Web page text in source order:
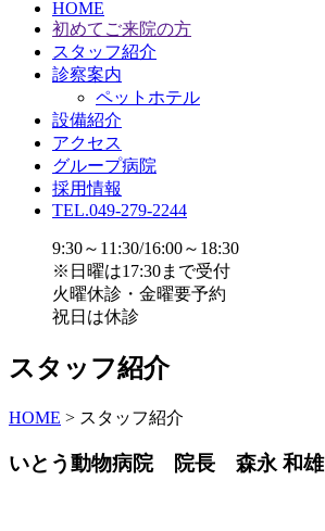
HOME
初めてご来院の方
スタッフ紹介
診察案内
ペットホテル
設備紹介
アクセス
グループ病院
採用情報
TEL.049-279-2244
9:30～11:30/16:00～18:30
※日曜は17:30まで受付
火曜休診・金曜要予約
祝日は休診
スタッフ紹介
HOME > スタッフ紹介
いとう動物病院 院長 森永 和雄